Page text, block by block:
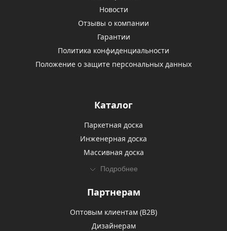
Новости
Отзывы о компании
Гарантии
Политика конфиденциальности
Положение о защите персональных данных
Каталог
Паркетная доска
Инженерная доска
Массивная доска
Подробнее
Партнерам
Оптовым клиентам (В2В)
Дизайнерам